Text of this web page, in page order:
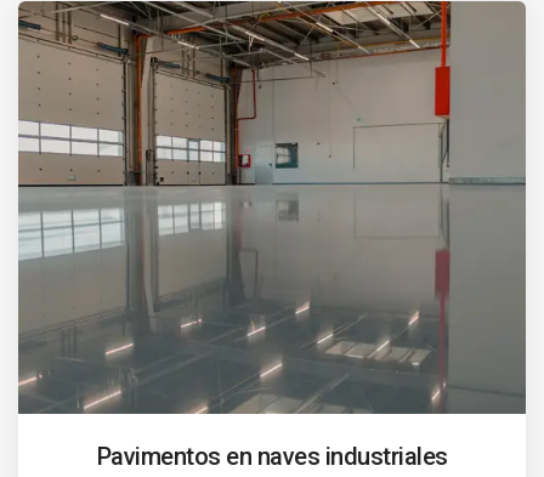
Pavimentos en naves industriales